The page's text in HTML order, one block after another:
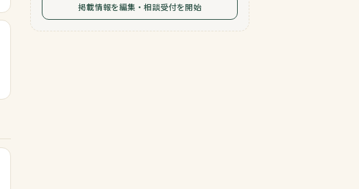
掲載情報を編集・相談受付を開始